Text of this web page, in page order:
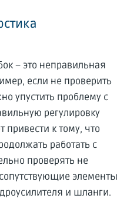
– это неправильная
если не проверить
упустить проблему с
регулировку
привести к тому, что
работать с
проверять не
элементы
и шланги.